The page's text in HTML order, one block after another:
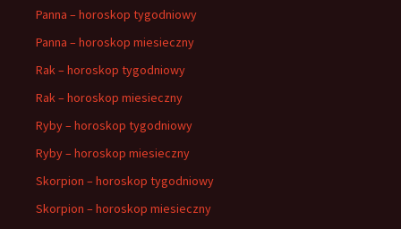
Panna – horoskop tygodniowy
Panna – horoskop miesieczny
Rak – horoskop tygodniowy
Rak – horoskop miesieczny
Ryby – horoskop tygodniowy
Ryby – horoskop miesieczny
Skorpion – horoskop tygodniowy
Skorpion – horoskop miesieczny